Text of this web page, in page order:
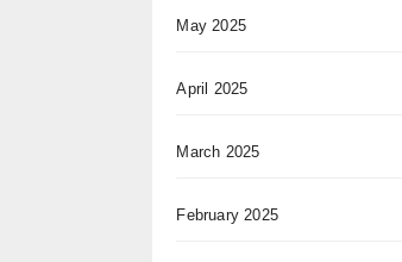
May 2025
April 2025
March 2025
February 2025